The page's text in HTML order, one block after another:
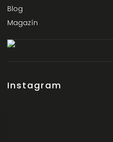
Blog
Magazín
Instagram